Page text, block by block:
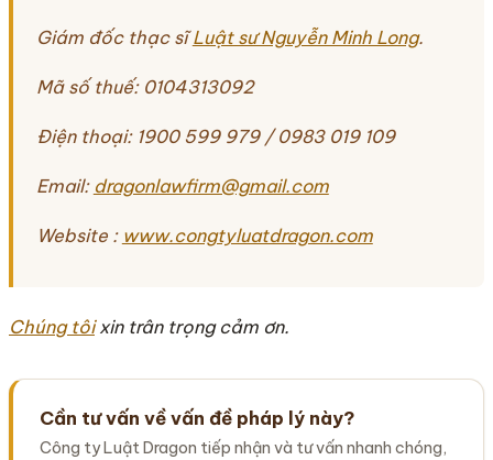
Giám đốc thạc sĩLuật sư Nguyễn Minh Long.
Mã số thuế: 0104313092
Điện thoại: 1900 599 979 / 0983 019 109
Email: dragonlawfirm@gmail.com
Website : www.congtyluatdragon.com
Chúng tôixin trân trọng cảm ơn.
Cần tư vấn về vấn đề pháp lý này?
Công ty Luật Dragon tiếp nhận và tư vấn nhanh chóng,